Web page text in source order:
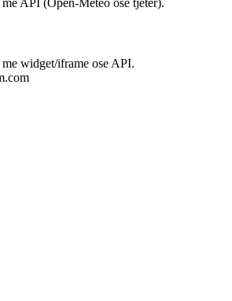
widget/iframe ose API.